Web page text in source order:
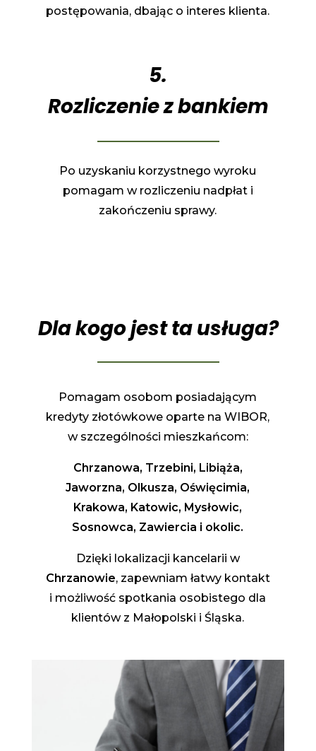
postępowania, dbając o interes klienta.
5.
Rozliczenie z bankiem
Po uzyskaniu korzystnego wyroku
pomagam w rozliczeniu nadpłat i
zakończeniu sprawy.
Dla kogo jest ta usługa?
Pomagam osobom posiadającym
kredyty złotówkowe oparte na WIBOR,
w szczególności mieszkańcom:
Chrzanowa, Trzebini, Libiąża,
Jaworzna, Olkusza, Oświęcimia,
Krakowa, Katowic, Mysłowic,
Sosnowca, Zawiercia i okolic.
Dzięki lokalizacji kancelarii w
Chrzanowie, zapewniam łatwy kontakt
i możliwość spotkania osobistego dla
klientów z Małopolski i Śląska.